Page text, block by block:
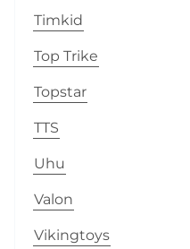
Timkid
Top Trike
Topstar
TTS
Uhu
Valon
Vikingtoys